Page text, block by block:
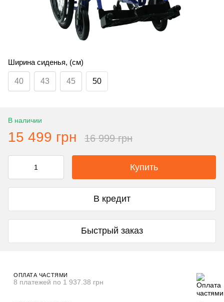
Ширина сиденья, (см)
40 43 45 50
В наличии
15 499 грн 16 999 грн
Купить
В кредит
Быстрый заказ
ОПЛАТА ЧАСТЯМИ
8 платежей по 1 937.38 грн